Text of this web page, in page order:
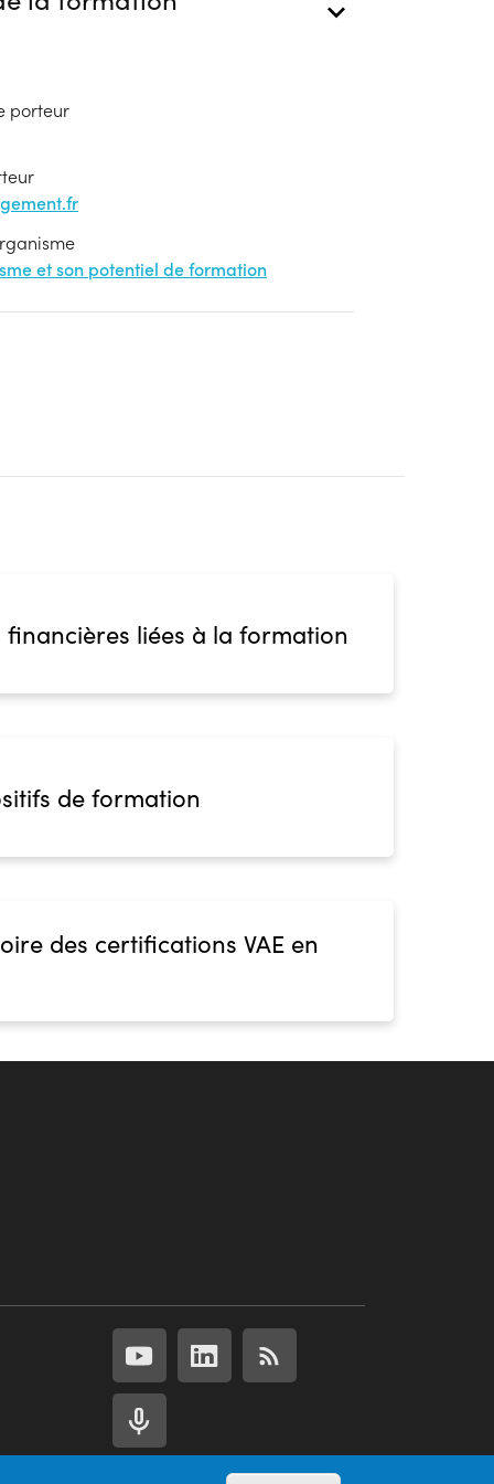
porteur
et son potentiel de formation
financières liées à la formation
de formation
des certifications VAE en